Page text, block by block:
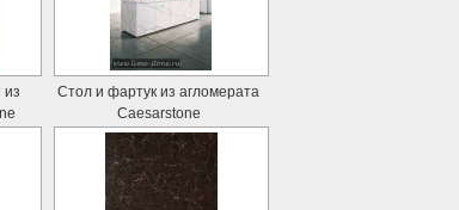
из
Стол и фартук из агломерата
Caesarstone